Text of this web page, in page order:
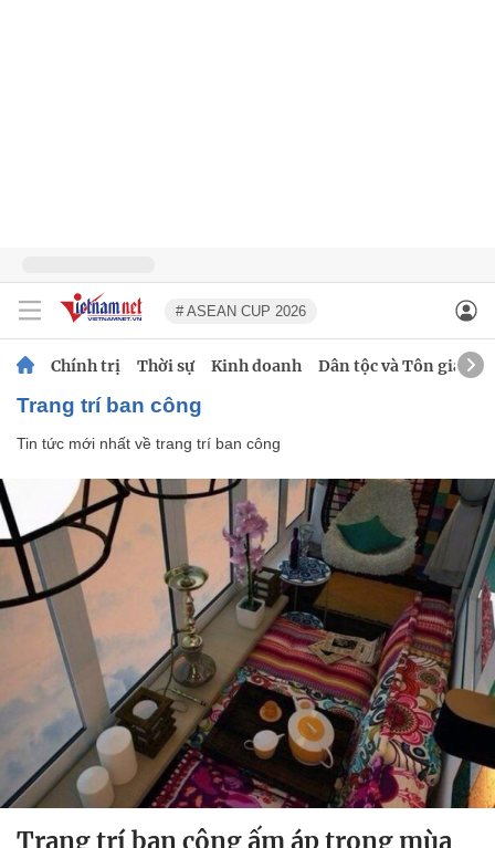
# ASEAN CUP 2026
Chính trị Thời sự Kinh doanh Dân tộc và Tôn giáo
trang trí ban công
Tin tức mới nhất về trang trí ban công
Trang trí ban công ấm áp trong mùa